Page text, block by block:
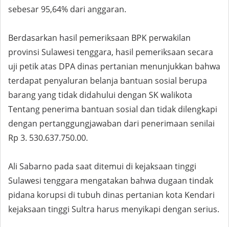
sebesar 95,64% dari anggaran.
Berdasarkan hasil pemeriksaan BPK perwakilan
provinsi Sulawesi tenggara, hasil pemeriksaan secara
uji petik atas DPA dinas pertanian menunjukkan bahwa
terdapat penyaluran belanja bantuan sosial berupa
barang yang tidak didahului dengan SK walikota
Tentang penerima bantuan sosial dan tidak dilengkapi
dengan pertanggungjawaban dari penerimaan senilai
Rp 3. 530.637.750.00.
Ali Sabarno pada saat ditemui di kejaksaan tinggi
Sulawesi tenggara mengatakan bahwa dugaan tindak
pidana korupsi di tubuh dinas pertanian kota Kendari
kejaksaan tinggi Sultra harus menyikapi dengan serius.